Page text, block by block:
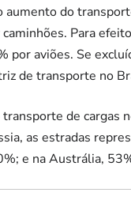
do
Para
por aviões. Se
de transporte no
de
as estradas
e na Austrália,